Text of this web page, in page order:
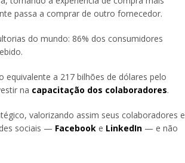
passa a comprar de outro fornecedor.
do mundo: 86% dos consumidores
equivalente a 217 bilhões de dólares pelo
na capacitação dos colaboradores.
valorizando assim seus colaboradores e
sociais — Facebook e LinkedIn — e não